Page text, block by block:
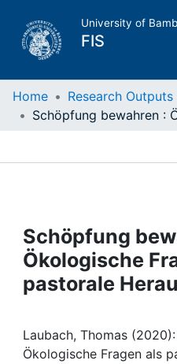
University of
FIS
Home
Projects
People
Awards
Home Research Outputs
Schöpfung
Ökologische
pastorale
Laubach, Thomas
Ökologische Fragen als